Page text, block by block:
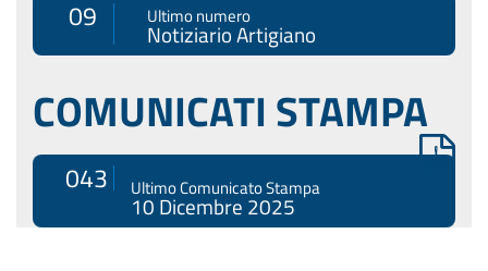
09 Ultimo numero
Notiziario Artigiano
COMUNICATI STAMPA
043 Ultimo Comunicato Stampa
10 Dicembre 2025